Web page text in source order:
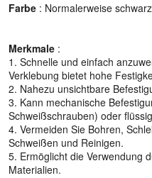
Farbe : Normalerweise
Merkmale :
1. Schnelle und einfach
Verklebung bietet hohe
2. Nahezu unsichtbare
3. Kann mechanische
Schweißschrauben) oder
4. Vermeiden Sie Bohren,
Schweißen und Reinigen.
5. Ermöglicht die Verwendung
Materialien.